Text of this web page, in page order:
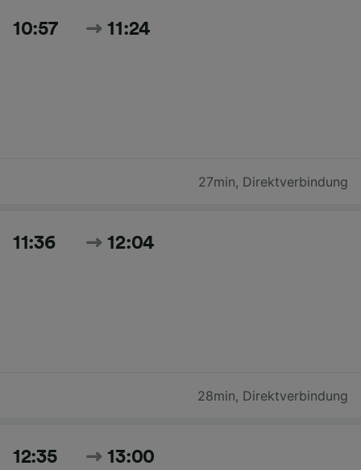
10:57 11:24
27min, Direktverbindung
11:36 12:04
28min, Direktverbindung
12:35 13:00